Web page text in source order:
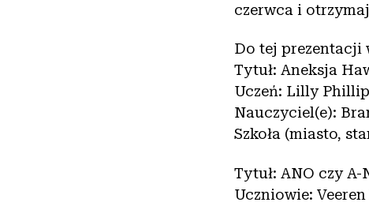
czerwca i
Do tej prezentacji
Tytuł: Aneksja
Uczeń: Lilly
Nauczyciel(e):
Szkoła (miasto,
Tytuł: ANO czy
Uczniowie: